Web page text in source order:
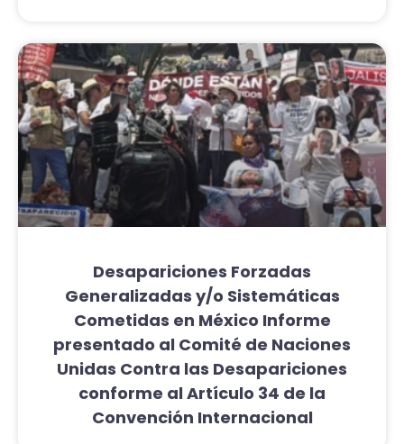
Desapariciones Forzadas
Generalizadas y/o Sistemáticas
Cometidas en México Informe
presentado al Comité de Naciones
Unidas Contra las Desapariciones
conforme al Artículo 34 de la
Convención Internacional